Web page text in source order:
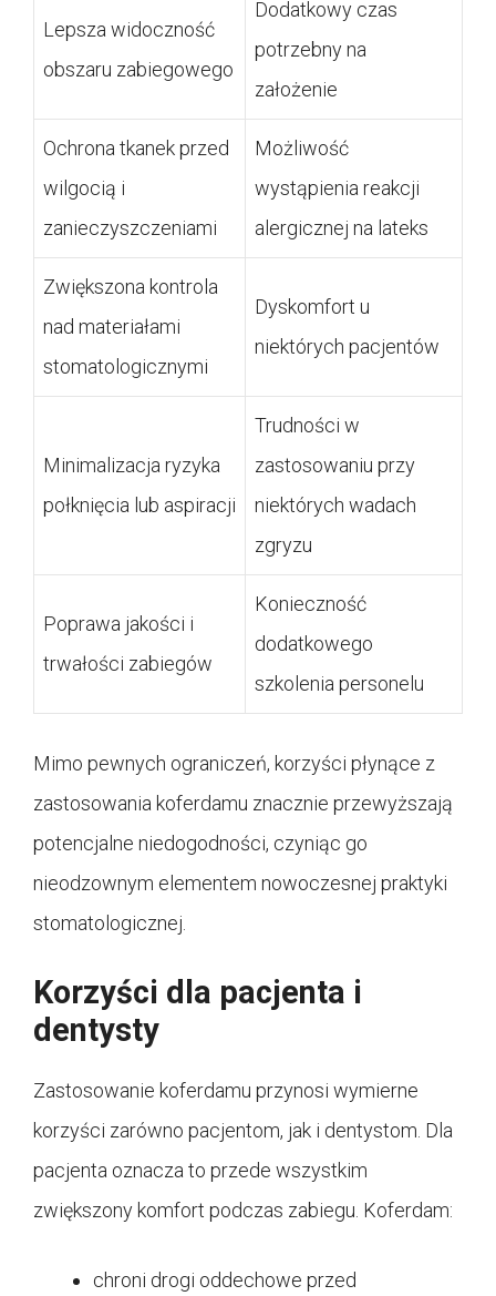
Lepsza widoczność
obszaru zabiegowego
Dodatkowy czas
potrzebny na
założenie
Ochrona tkanek przed
wilgocią i
zanieczyszczeniami
Możliwość
wystąpienia reakcji
alergicznej na lateks
Zwiększona kontrola
nad materiałami
stomatologicznymi
Dyskomfort u
niektórych pacjentów
Minimalizacja ryzyka
połknięcia lub aspiracji
Trudności w
zastosowaniu przy
niektórych wadach
zgryzu
Poprawa jakości i
trwałości zabiegów
Konieczność
dodatkowego
szkolenia personelu
Mimo pewnych ograniczeń, korzyści płynące z
zastosowania koferdamu znacznie przewyższają
potencjalne niedogodności, czyniąc go
nieodzownym elementem nowoczesnej praktyki
stomatologicznej.
Korzyści dla pacjenta i
dentysty
Zastosowanie koferdamu przynosi wymierne
korzyści zarówno pacjentom, jak i dentystom. Dla
pacjenta oznacza to przede wszystkim
zwiększony komfort podczas zabiegu. Koferdam:
chroni drogi oddechowe przed